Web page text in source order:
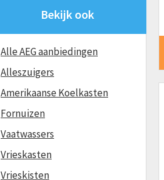
Bekijk ook
Alle AEG aanbiedingen
Alleszuigers
Amerikaanse Koelkasten
Fornuizen
Vaatwassers
Vrieskasten
Vrieskisten